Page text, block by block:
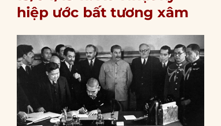
hiệp ước bất tương xâm